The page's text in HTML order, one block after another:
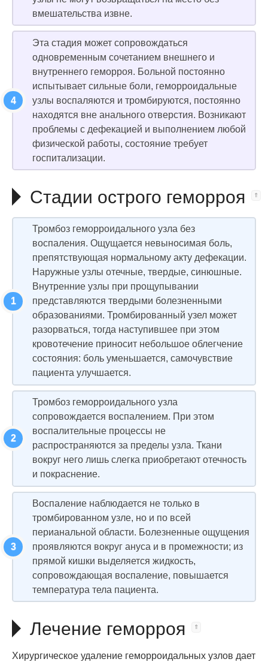
вмешательства извне.
Эта стадия может сопровождаться
одновременным сочетанием внешнего и
внутреннего геморроя. Больной постоянно
испытывает сильные боли, геморроидальные
узлы воспаляются и тромбируются, постоянно
находятся вне анального отверстия. Возникают
проблемы с дефекацией и выполнением любой
физической работы, состояние требует
госпитализации.
Стадии острого геморроя
Тромбоз геморроидального узла без
воспаления. Ощущается невыносимая боль,
препятствующая нормальному акту дефекации.
Наружные узлы отечные, твердые, синюшные.
Внутренние узлы при прощупывании
представляются твердыми болезненными
образованиями. Тромбированный узел может
разорваться, тогда наступившее при этом
кровотечение приносит небольшое облегчение
состояния: боль уменьшается, самочувствие
пациента улучшается.
Тромбоз геморроидального узла
сопровождается воспалением. При этом
воспалительные процессы не
распространяются за пределы узла. Ткани
вокруг него лишь слегка приобретают отечность
и покраснение.
Воспаление наблюдается не только в
тромбированном узле, но и по всей
перианальной области. Болезненные ощущения
проявляются вокруг ануса и в промежности; из
прямой кишки выделяется жидкость,
сопровождающая воспаление, повышается
температура тела пациента.
Лечение геморроя
Хирургическое удаление геморроидальных узлов дает